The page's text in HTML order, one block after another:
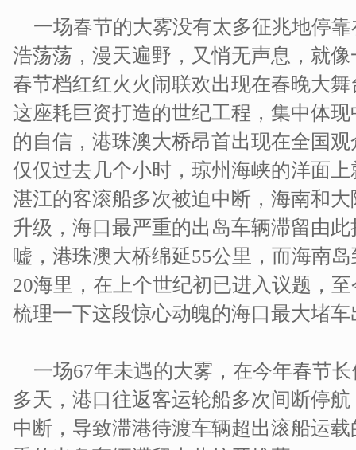
一场春节的大雾没有太多征兆地停
浩荡荡，漫天遍野，又悄无声息，就
春节档红红火火闹联欢出现在春晚大
这座耗巨资打造的世纪工程，集中体
的自信，港珠澳大桥昂首出现在全国
仅仅过去几个小时，琼州海峡的洋面
湛江的客滚船多次被迫中断，海南和
升级，海口最严重的出岛车辆滞留由
嘘，港珠澳大桥绵延55公里，而海南
20海里，在上个世纪初已进入议题，
梳理一下这段惊心动魄的海口最大堵
一场67年未遇的大雾，在今年春节
多天，港口往返客运轮船多次间断停
中断，导致滞港待渡车辆超出滚船运